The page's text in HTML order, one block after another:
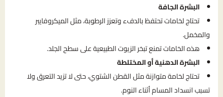
البشرة الجافة
تحتاج لخامات تحتفظ بالدفء وتعزز الرطوبة، مثل الميكروفايبر
والمخمل.
هذه الخامات تمنع تبخر الزيوت الطبيعية على سطح الجلد.
البشرة الدهنية أو المختلطة
تحتاج لخامة متوازنة مثل القطن الشتوي، حتى لا تزيد التعرق ولا
تسبب انسداد المسام أثناء النوم.